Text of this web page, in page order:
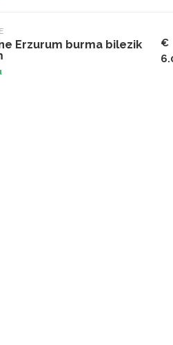
Erzurum burma bilezik
€